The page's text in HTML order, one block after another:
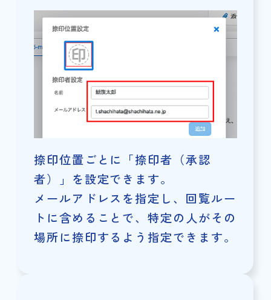
捺印位置ごとに「捺印者（承認
者）」を設定できます。
メールアドレスを指定し、回覧ルー
トに含めることで、特定の人がその
場所に捺印するよう指定できます。